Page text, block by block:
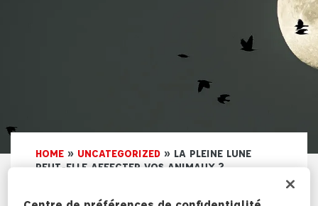
HOME » UNCATEGORIZED » LA PLEINE LUNE
PEUT-ELLE AFFECTER VOS ANIMAUX ?
La pleine lune peut-